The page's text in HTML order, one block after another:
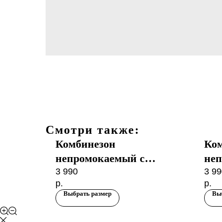
Смотри также:
Комбинезон
непромокаемый с
утеплителем Зимний
Медвежонок Хаки
3 990
р.
Выбрать размер
3
р.